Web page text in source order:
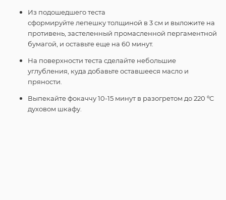
Из подошедшего теста
сформируйте лепешку толщиной в 3 см и выложите на
противень, застеленный промасленной пергаментной
бумагой, и оставьте еще на 60 минут.
На поверхности теста сделайте небольшие
углубления, куда добавьте оставшееся масло и
пряности.
Выпекайте фокаччу 10-15 минут в разогретом до 220 ºC
духовом шкафу.